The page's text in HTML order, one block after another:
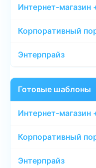
Готовые шаблоны